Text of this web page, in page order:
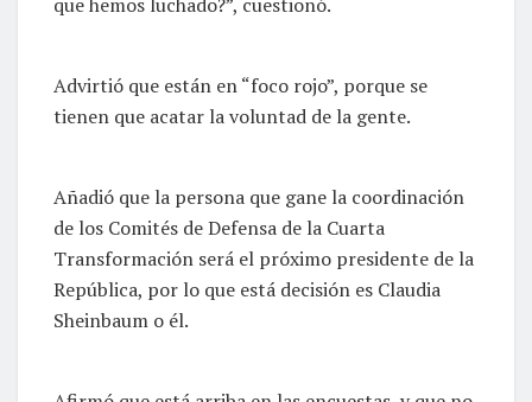
Advirtió que están en “foco rojo”, porque se
tienen que acatar la voluntad de la gente.
Añadió que la persona que gane la coordinación
de los Comités de Defensa de la Cuarta
Transformación será el próximo presidente de la
República, por lo que está decisión es Claudia
Sheinbaum o él.